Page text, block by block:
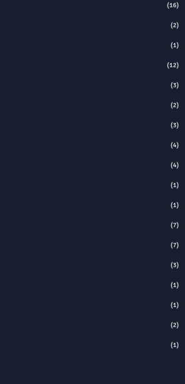
(16)
(2)
(1)
(12)
(3)
(2)
(3)
(4)
(4)
(1)
(1)
(7)
(7)
(3)
(1)
(1)
(2)
(1)